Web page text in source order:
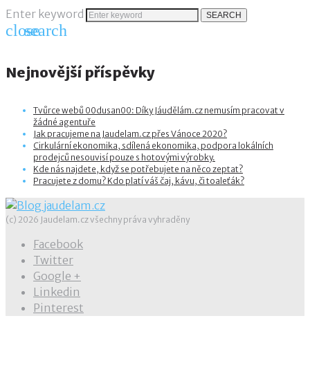
Enter keyword
SEARCH
closesearch
Nejnovější příspěvky
Tvůrce webů 00dusan00: Díky Jáudělám.cz nemusím pracovat v
žádné agentuře
Jak pracujeme na Jaudelam.cz přes Vánoce 2020?
Cirkulární ekonomika, sdílená ekonomika, podpora lokálních
prodejců nesouvisí pouze s hotovými výrobky.
Kde nás najdete, když se potřebujete na něco zeptat?
Pracujete z domu? Kdo platí váš čaj, kávu, či toaleťák?
(c) 2026 Jaudelam.cz všechny práva vyhraděny
Facebook
Twitter
Google +
Linkedin
Pinterest